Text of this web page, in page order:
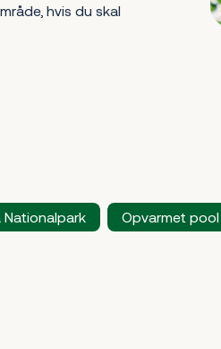
hvis du skal
Opvarmet pool